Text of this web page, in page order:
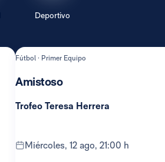
Deportivo
Fútbol · Primer Equipo
Amistoso
Trofeo Teresa Herrera
miércoles, 12 ago, 21:00 h